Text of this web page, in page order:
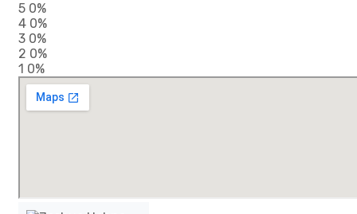
5 0%
4 0%
3 0%
2 0%
1 0%